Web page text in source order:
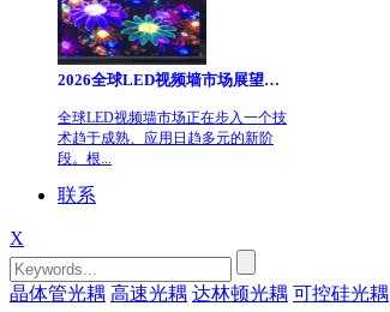
2026全球LED视频墙市场展望：技术成熟带来新一轮增长势能
全球LED视频墙市场正在步入一个技
术趋于成熟、应用日趋多元的新阶
段。根...
联系
X
晶体管光耦 高速光耦 达林顿光耦 可控硅光耦